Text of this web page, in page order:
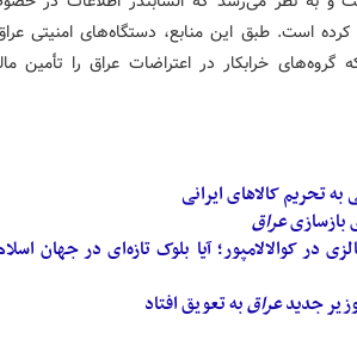
کرده است. طبق این منابع، دستگاه‌های امنیتی
گروه‌های خرابکار در اعتراضات عراق را تأمین
تحریم کالاهای ایرانی
بازسازیعراق
در کوالالامپور؛ آیا بلوک تازه‌ای در جهان
جدیدعراقبه تعویق افتاد